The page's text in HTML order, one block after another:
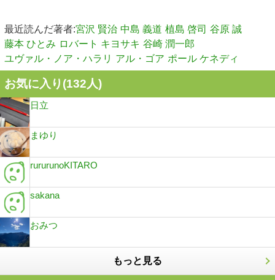
最近読んだ著者:宮沢 賢治 中島 義道 植島 啓司 谷原 誠
藤本 ひとみ ロバート キヨサキ 谷崎 潤一郎
ユヴァル・ノア・ハラリ アル・ゴア ポール ケネディ
お気に入り(132人)
日立
まゆり
rururunoKITARO
sakana
おみつ
もっと見る